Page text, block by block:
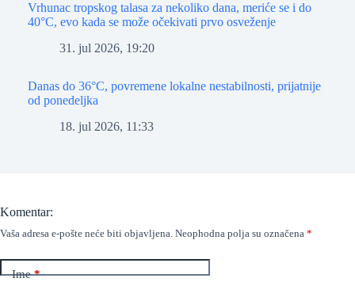
Vrhunac tropskog talasa za nekoliko dana, meriće se i do
40°C, evo kada se može očekivati prvo osveženje
31. jul 2026, 19:20
Danas do 36°C, povremene lokalne nestabilnosti, prijatnije
od ponedeljka
18. jul 2026, 11:33
Komentar:
Vaša adresa e-pošte neće biti objavljena. Neophodna polja su označena *
Ime*